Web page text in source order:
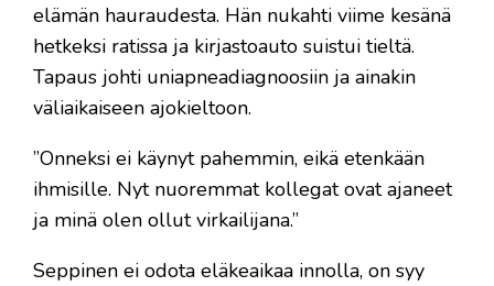
elämän hauraudesta. Hän nukahti viime kesänä
hetkeksi ratissa ja kirjastoauto suistui tieltä.
Tapaus johti uniapneadiagnoosiin ja ainakin
väliaikaiseen ajokieltoon.
”Onneksi ei käynyt pahemmin, eikä etenkään
ihmisille. Nyt nuoremmat kollegat ovat ajaneet
ja minä olen ollut virkailijana.”
Seppinen ei odota eläkeaikaa innolla, on syy